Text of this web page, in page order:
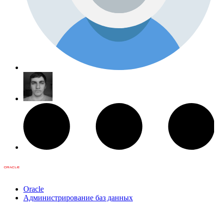
Oracle
Администрирование баз данных